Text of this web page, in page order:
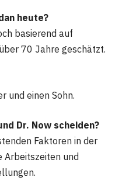
heute?
basierend auf
70 Jahre geschätzt.
und einen Sohn.
Dr. Now scheiden?
Faktoren in der
Arbeitszeiten und